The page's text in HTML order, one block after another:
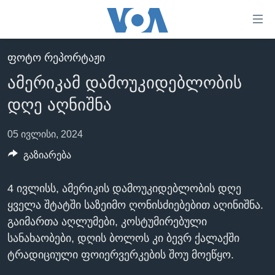
ხელმისაწვდომობისთვის
გადადით
მთავარზე
გადადით
მთავარ
ნავიგაციაზე
გადადით
ძიებაზე
ᲛᲗᲐᲕᲐᲠᲘ
ᲐᲮᲐᲚᲘ ᲐᲛᲑᲔᲑᲘ
ᲡᲐᲥᲐᲠᲗᲕᲔᲚᲝ
ᲐᲨᲨ
ᲐᲨᲨ-ᲘᲡ ᲐᲠᲩᲔᲕᲜᲔᲑᲘ 2024
ᲕᲘᲓᲔᲝᲔᲑᲘ
ᲒᲐᲓᲐᲪᲔᲛᲔᲑᲘ
ᲕᲐᲨᲘᲜᲒᲢᲝᲜᲘ ᲓᲦᲔᲡ
ᲮᲔᲓᲕᲐ ᲕᲐᲨᲘᲜᲒᲢᲝᲜᲘᲓᲐᲜ
ᲡᲮᲕᲐ ᲡᲘᲐᲮᲚᲔᲔᲑᲘ
ᲞᲝᲚᲘᲢᲘᲙᲐ
ᲠᲣᲡᲔᲗᲘᲡ ᲨᲔᲭᲠᲐ ᲣᲙᲠᲐᲘᲜᲐᲨᲘ
ᲤᲝᲢᲝ ᲠᲔᲞᲝᲠᲢᲐᲟᲘ
ამერიკამ დამოუკიდებლობის
დღე აღნიშნა
05 ივლისი, 2024
4 ივლისს, ამერიკის დამოუკიდებლობის დღე
ყველა შტატში საზეიმო ღონისძიებებით აღინიშნა.
გაიმართა აღლუმები, კოსტუმირებული
სანახაობები, დღის ბოლოს კი ბევრ ქალაქში
ტრადიციული ფოიერვერკების შოუ მოეწყო.
გაზიარება